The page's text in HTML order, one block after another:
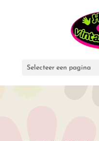
Selecteer een pagina